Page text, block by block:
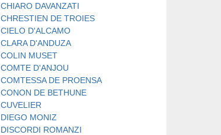
CHIARO DAVANZATI
CHRESTIEN DE TROIES
CIELO D'ALCAMO
CLARA D'ANDUZA
COLIN MUSET
COMTE D'ANJOU
COMTESSA DE PROENSA
CONON DE BETHUNE
CUVELIER
DIEGO MONIZ
DISCORDI ROMANZI